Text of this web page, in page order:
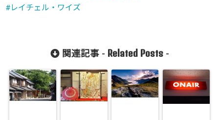
レイチェル・ワイズ
関連記事 - Related Posts-